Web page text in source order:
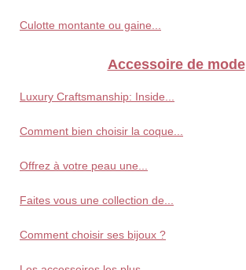
Culotte montante ou gaine...
Accessoire de mode
Luxury Craftsmanship: Inside...
Comment bien choisir la coque...
Offrez à votre peau une...
Faites vous une collection de...
Comment choisir ses bijoux ?